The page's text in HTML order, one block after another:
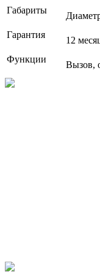
Габариты
Гарантия
12
Функции
Вызов,